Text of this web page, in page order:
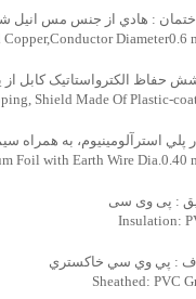
: هادي از جنس مس انيل شده
Diameter0.6
حفاظ الکترواستاتيک کابل از
Shield Made Of Plastic-
پلي استرآلومينيوم، به همراه
Foil with Earth Wire Dia.0.40
: پی وی سی
Insulation:
: پي وي سي خاکستري
Sheathed: PVC